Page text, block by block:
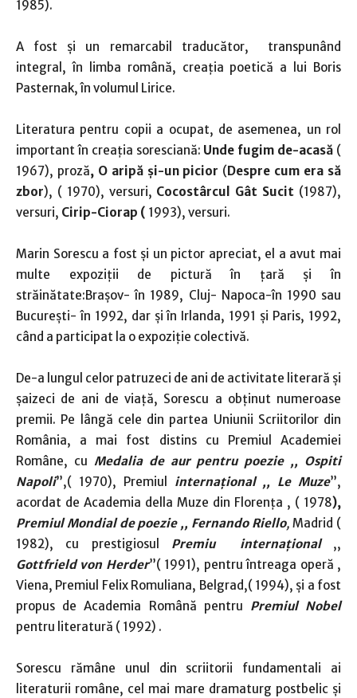
1985).
A fost și un remarcabil traducător, transpunând
integral, în limba română, creația poetică a lui Boris
Pasternak, în volumul Lirice.
Literatura pentru copii a ocupat, de asemenea, un rol
important în creația soresciană: Unde fugim de-acasă (
1967), proză, O aripă și-un picior (Despre cum era să
zbor), ( 1970), versuri, Cocostârcul Gât Sucit (1987),
versuri, Cirip-Ciorap ( 1993), versuri.
Marin Sorescu a fost și un pictor apreciat, el a avut mai
multe expoziții de pictură în țară și în
străinătate:Brașov- în 1989, Cluj- Napoca-în 1990 sau
București- în 1992, dar și în Irlanda, 1991 și Paris, 1992,
când a participat la o expoziție colectivă.
De-a lungul celor patruzeci de ani de activitate literară și
șaizeci de ani de viață, Sorescu a obținut numeroase
premii. Pe lângă cele din partea Uniunii Scriitorilor din
România, a mai fost distins cu Premiul Academiei
Române, cu Medalia de aur pentru poezie ,, Ospiti
Napoli”,( 1970), Premiul internațional ,, Le Muze”,
acordat de Academia della Muze din Florența , ( 1978),
Premiul Mondial de poezie ,, Fernando Riello, Madrid (
1982), cu prestigiosul Premiu internațional,,
Gottfrield von Herder”( 1991), pentru întreaga operă ,
Viena, Premiul Felix Romuliana, Belgrad,( 1994), și a fost
propus de Academia Română pentru Premiul Nobel
pentru literatură ( 1992) .
Sorescu rămâne unul din scriitorii fundamentali ai
literaturii române, cel mai mare dramaturg postbelic și